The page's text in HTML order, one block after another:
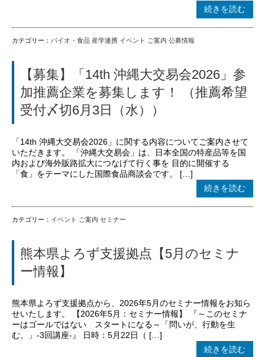
続きを読む
カテゴリー： バイオ・食品 産学連携 イベント ご案内 公募情報
【募集】「14th 沖縄大交易会2026」参
加推薦企業を募集します！ （推薦希望
受付〆切6月3日（水））
「14th 沖縄大交易会2026」に関する内容についてご案内させて
いただきます。 「沖縄大交易会」は、日本全国の特産品等を国
内および海外販路拡大につなげて行く事を 目的に開催する
「食」をテーマにした国際食品商談会です。 […]
続きを読む
カテゴリー： イベント ご案内 セミナー
熊本県よろず支援拠点【5月のセミナ
ー情報】
熊本県よろず支援拠点から、2026年5月のセミナー情報をお知ら
せいたします。 【2026年5月：セミナー情報】 『～このセミナ
ーはゴールではない スタートになる～「問いが、行動を生
む。」-3回講座-』 日時：5月22日（ […]
続きを読む